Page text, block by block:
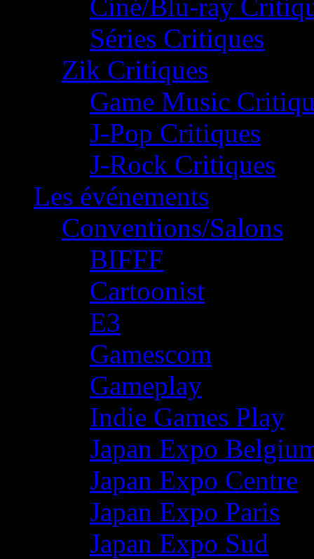
Ciné/Blu-ray
Séries Critiques
Zik Critiques
Game Music
J-Pop Critiques
J-Rock Critiques
Les événements
Conventions/Salons
BIFFF
Cartoonist
E3
Gamescom
Gameplay
Indie Games Play
Japan Expo
Japan Expo Centre
Japan Expo Paris
Japan Expo Sud